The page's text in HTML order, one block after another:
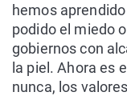
hemos
podido el miedo
gobiernos con
la piel. Ahora es
nunca, los